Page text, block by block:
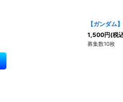
【ガンダム
1,500円(税
募集数10枚